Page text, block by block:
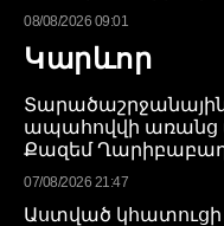
08/08/2026 09:01
Կարևոր
ապահովվի առանց
Քազեմ
07/08/2026 21:47
Աստված կհատուցի